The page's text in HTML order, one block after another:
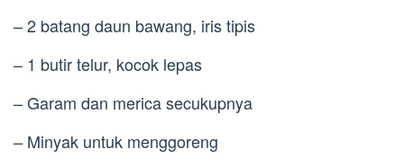
– 2 batang daun bawang, iris tipis
– 1 butir telur, kocok lepas
– Garam dan merica secukupnya
– Minyak untuk menggoreng